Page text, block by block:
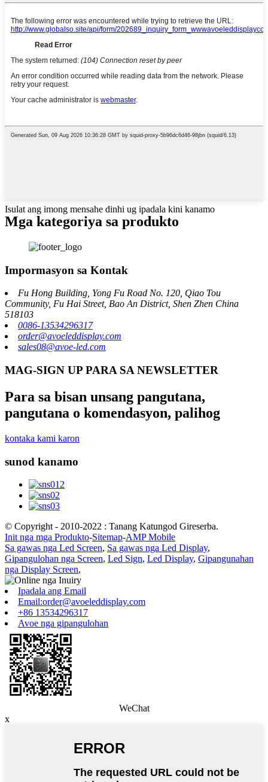
Isulat ang imong mensahe dinhi ug ipadala kini kanamo
Mga kategoriya sa produkto
Impormasyon sa Kontak
Fu Hong Building, Yong Fu Road No. 120, Qiao Tou
Community, Fu Hai Street, Bao An District, Shen Zhen China
518103
0086-13534296317
order@avoeleddisplay.com
sales08@avoe-led.com
MAG-SIGN UP PARA SA NEWSLETTER
Para sa bisan unsang pangutana,
pangutana o komendasyon, palihog
kontaka kami karon
sunod kanamo
© Copyright - 2010-2022 : Tanang Katungod Gireserba.
Init nga mga Produkto-Sitemap-AMP Mobile
Sa gawas nga Led Screen, Sa gawas nga Led Display,
Gipangulohan nga Screen, Led Sign, Led Display, Gipangunahan
nga Display Screen,
Ipadala ang Email
Email:order@avoeleddisplay.com
+86 13534296317
Avoe nga gipangulohan
WeChat
x